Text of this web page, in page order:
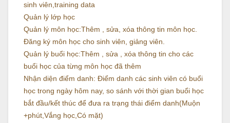
sinh viên,training data
Quản lý lớp học
Quản lý môn học:Thêm , sửa, xóa thông tin môn học.
Đăng ký môn học cho sinh viên, giảng viên.
Quản lý buổi học:Thêm , sửa , xóa thông tin cho các
buổi học của từng môn học đã thêm
Nhận diện điểm danh: Điểm danh các sinh viên có buổi
học trong ngày hôm nay, so sánh với thời gian buổi học
bắt đầu/kết thúc để đưa ra trạng thái điểm danh(Muộn
+phút,Vắng học,Có mặt)